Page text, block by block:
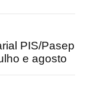
PIS/Pasep
e agosto